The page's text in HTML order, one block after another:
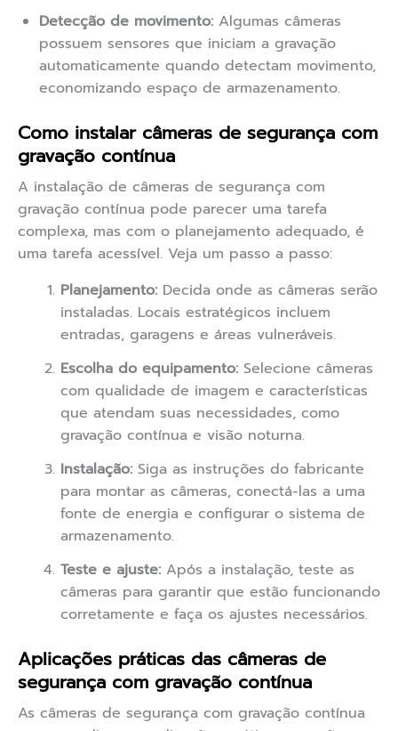
Detecção de movimento: Algumas câmeras
possuem sensores que iniciam a gravação
automaticamente quando detectam movimento,
economizando espaço de armazenamento.
Como instalar câmeras de segurança com
gravação contínua
A instalação de câmeras de segurança com
gravação contínua pode parecer uma tarefa
complexa, mas com o planejamento adequado, é
uma tarefa acessível. Veja um passo a passo:
Planejamento: Decida onde as câmeras serão
instaladas. Locais estratégicos incluem
entradas, garagens e áreas vulneráveis.
Escolha do equipamento: Selecione câmeras
com qualidade de imagem e características
que atendam suas necessidades, como
gravação contínua e visão noturna.
Instalação: Siga as instruções do fabricante
para montar as câmeras, conectá-las a uma
fonte de energia e configurar o sistema de
armazenamento.
Teste e ajuste: Após a instalação, teste as
câmeras para garantir que estão funcionando
corretamente e faça os ajustes necessários.
Aplicações práticas das câmeras de
segurança com gravação contínua
As câmeras de segurança com gravação contínua